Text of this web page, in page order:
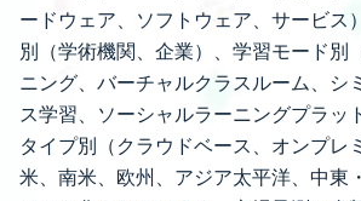
ードウェア、ソフトウェア、サービス
別（学術機関、企業）、学習モード別
ニング、バーチャルクラスルーム、シ
ス学習、ソーシャルラーニングプラッ
タイプ別（クラウドベース、オンプレ
米、南米、欧州、アジア太平洋、中東